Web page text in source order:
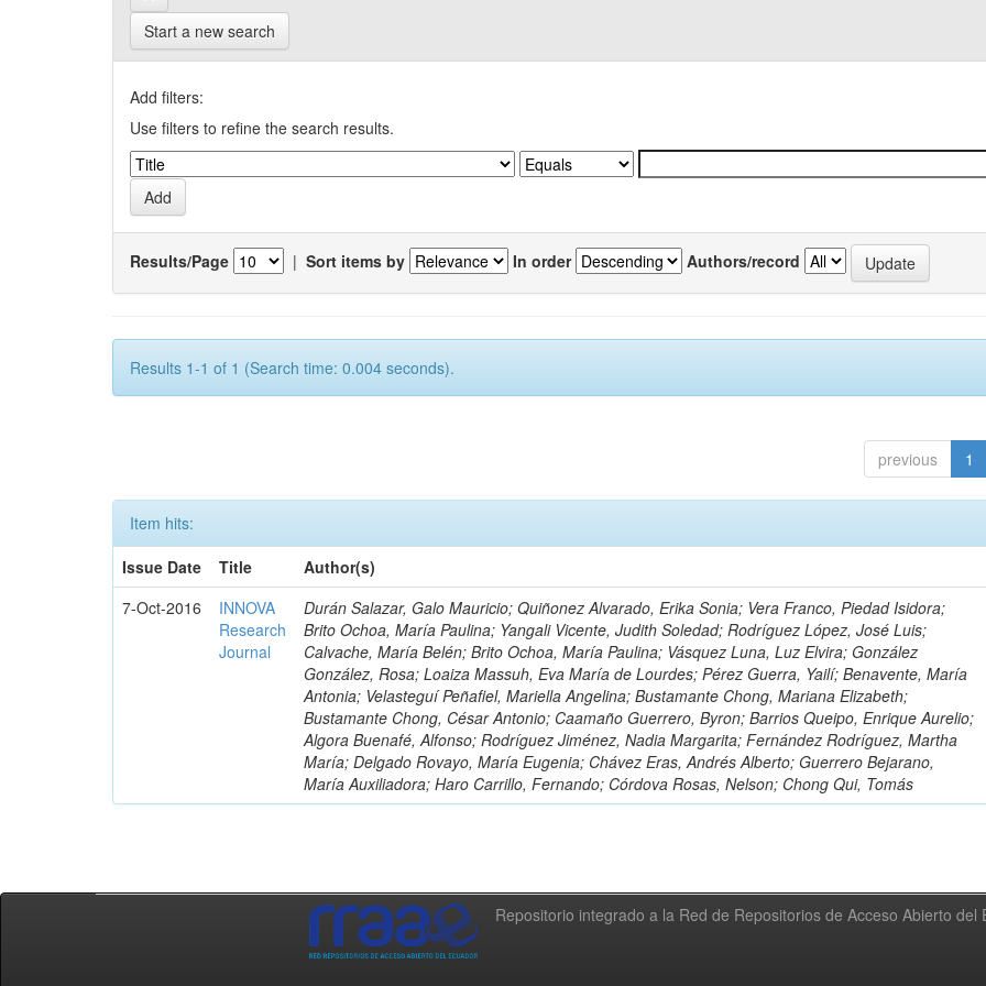
Start a new search
Add filters:
Use filters to refine the search results.
Results/Page | Sort items by In order Authors/record
Results 1-1 of 1 (Search time: 0.004 seconds).
previous 1
Item hits:
Issue Date
Title
Author(s)
7-Oct-2016
INNOVA
Research
Journal
Durán Salazar, Galo Mauricio; Quiñonez Alvarado, Erika Sonia; Vera Franco, Piedad Isidora;
Brito Ochoa, María Paulina; Yangali Vicente, Judith Soledad; Rodríguez López, José Luis;
Calvache, María Belén; Brito Ochoa, María Paulina; Vásquez Luna, Luz Elvira; González
González, Rosa; Loaiza Massuh, Eva María de Lourdes; Pérez Guerra, Yailí; Benavente, María
Antonia; Velasteguí Peñafiel, Mariella Angelina; Bustamante Chong, Mariana Elizabeth;
Bustamante Chong, César Antonio; Caamaño Guerrero, Byron; Barrios Queipo, Enrique Aurelio;
Algora Buenafé, Alfonso; Rodríguez Jiménez, Nadia Margarita; Fernández Rodríguez, Martha
María; Delgado Rovayo, María Eugenia; Chávez Eras, Andrés Alberto; Guerrero Bejarano,
María Auxiliadora; Haro Carrillo, Fernando; Córdova Rosas, Nelson; Chong Qui, Tomás
Repositorio integrado a la Red de Repositorios de Acceso Abierto del